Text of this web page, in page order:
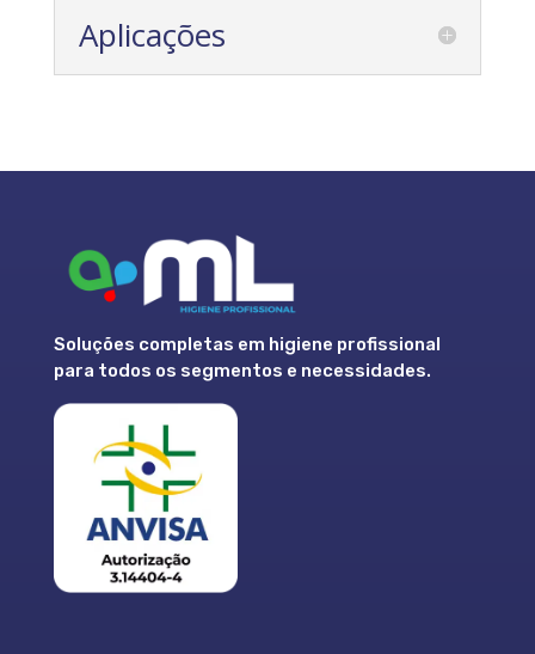
Aplicações
Soluções completas em higiene profissional
para todos os segmentos e necessidades.